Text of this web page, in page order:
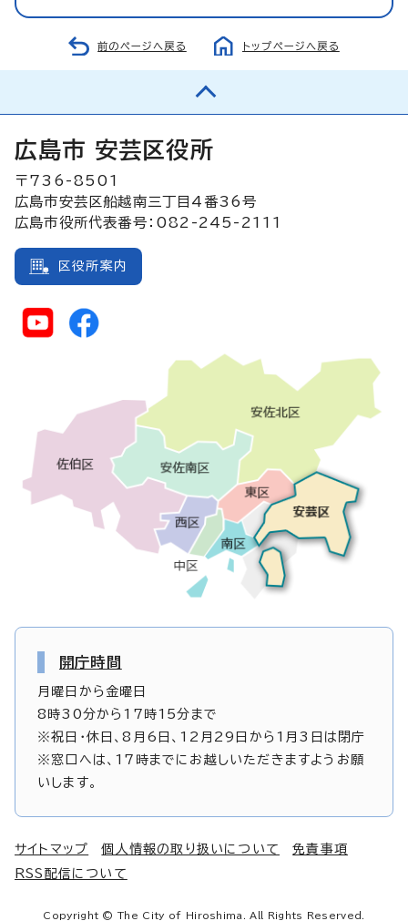
前のページへ戻る トップページへ戻る
広島市 安芸区役所
〒736-8501
広島市安芸区船越南三丁目4番36号
広島市役所代表番号：082-245-2111
区役所案内
開庁時間
月曜日から金曜日
8時30分から17時15分まで
※祝日・休日、8月6日、12月29日から1月3日は閉庁
※窓口へは、17時までにお越しいただきますようお願
いします。
サイトマップ 個人情報の取り扱いについて
免責事項
RSS配信について
Copyright © The City of Hiroshima. All Rights Reserved.